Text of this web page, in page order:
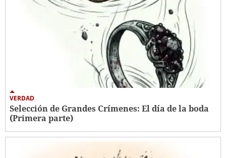
VERDAD
Selección de Grandes Crímenes: El día de la boda
(Primera parte)